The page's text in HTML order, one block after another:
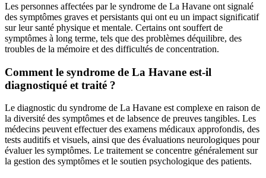
Les personnes affectées par le syndrome de La Havane ont signalé
des symptômes graves et persistants qui ont eu un impact significatif
sur leur santé physique et mentale. Certains ont souffert de
symptômes à long terme, tels que des problèmes déquilibre, des
troubles de la mémoire et des difficultés de concentration.
Comment le syndrome de La Havane est-il
diagnostiqué et traité ?
Le diagnostic du syndrome de La Havane est complexe en raison de
la diversité des symptômes et de labsence de preuves tangibles. Les
médecins peuvent effectuer des examens médicaux approfondis, des
tests auditifs et visuels, ainsi que des évaluations neurologiques pour
évaluer les symptômes. Le traitement se concentre généralement sur
la gestion des symptômes et le soutien psychologique des patients.